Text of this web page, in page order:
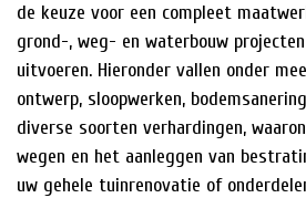
de keuze voor een compleet
grond-, weg- en waterbouw
uitvoeren. Hieronder vallen onder
ontwerp, sloopwerken,
diverse soorten verhardingen,
wegen en het aanleggen van
uw gehele tuinrenovatie of